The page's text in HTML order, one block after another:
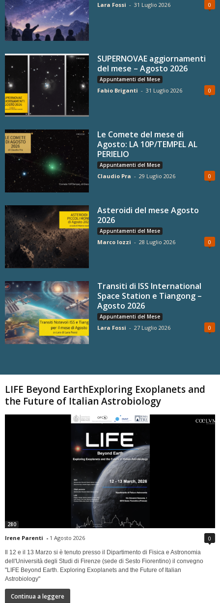
Lara Fossi - 31 Luglio 2026 0
SUPERNOVAE aggiornamenti
del mese – Agosto 2026
Appuntamenti del Mese
Fabio Briganti - 31 Luglio 2026 0
Le Comete del mese di
Agosto: LA 10P/TEMPEL AL
PERIELIO
Appuntamenti del Mese
Claudio Pra - 29 Luglio 2026 0
Asteroidi del mese Agosto
2026
Appuntamenti del Mese
Marco Iozzi - 28 Luglio 2026 0
Transiti di ISS International
Space Station e Tiangong –
Agosto 2026
Appuntamenti del Mese
Lara Fossi - 27 Luglio 2026 0
LIFE Beyond EarthExploring Exoplanets and
the Future of Italian Astrobiology
280
Irene Parenti - 1 Agosto 2026 0
Il 12 e il 13 Marzo si è tenuto presso il Dipartimento di Fisica e Astronomia
dell'Università degli Studi di Firenze (sede di Sesto Fiorentino) il convegno
"LIFE Beyond Earth. Exploring Exoplanets and the Future of Italian
Astrobiology"
Continua a leggere